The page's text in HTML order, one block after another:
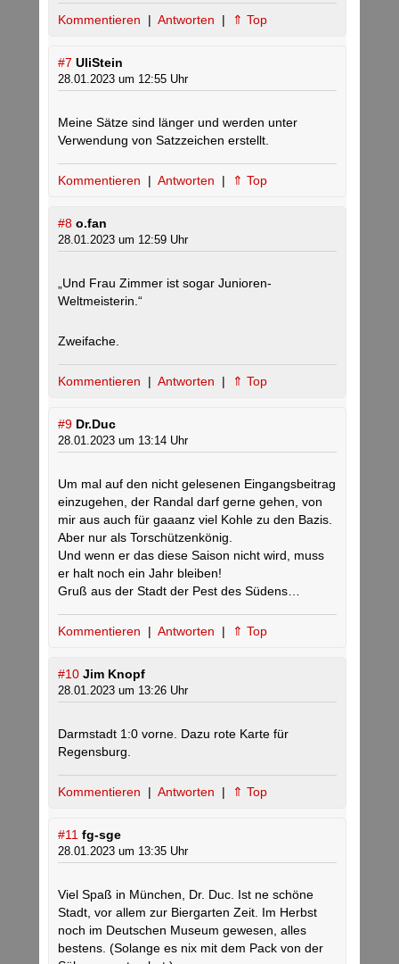
Kommentieren | Antworten | ⇑ Top
#7 UliStein
28.01.2023 um 12:55 Uhr
Meine Sätze sind länger und werden unter
Verwendung von Satzzeichen erstellt.
Kommentieren | Antworten | ⇑ Top
#8 o.fan
28.01.2023 um 12:59 Uhr
„Und Frau Zimmer ist sogar Junioren-
Weltmeisterin.“
Zweifache.
Kommentieren | Antworten | ⇑ Top
#9 Dr.Duc
28.01.2023 um 13:14 Uhr
Um mal auf den nicht gelesenen Eingangsbeitrag
einzugehen, der Randal darf gerne gehen, von
mir aus auch für gaaanz viel Kohle zu den Bazis.
Aber nur als Torschützenkönig.
Und wenn er das diese Saison nicht wird, muss
er halt noch ein Jahr bleiben!
Gruß aus der Stadt der Pest des Südens…
Kommentieren | Antworten | ⇑ Top
#10 Jim Knopf
28.01.2023 um 13:26 Uhr
Darmstadt 1:0 vorne. Dazu rote Karte für
Regensburg.
Kommentieren | Antworten | ⇑ Top
#11 fg-sge
28.01.2023 um 13:35 Uhr
Viel Spaß in München, Dr. Duc. Ist ne schöne
Stadt, vor allem zur Biergarten Zeit. Im Herbst
noch im Deutschen Museum gewesen, alles
bestens. (Solange es nix mit dem Pack von der